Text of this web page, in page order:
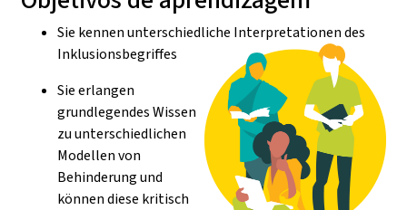
Sie kennen unterschiedliche Interpretationen des
Inklusionsbegriffes
Sie erlangen
grundlegendes Wissen
zu unterschiedlichen
Modellen von
Behinderung und
können diese kritisch